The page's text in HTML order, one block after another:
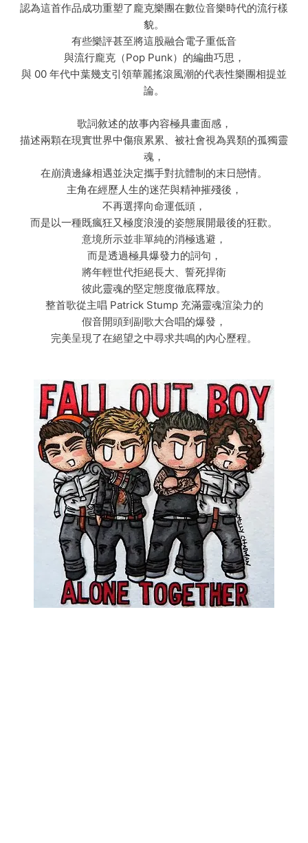
認為這首作品成功重塑了龐克樂團在數位音樂時代的流行樣
貌。
有些樂評甚至將這股融合電子重低音
與流行龐克（Pop Punk）的編曲巧思，
與 00 年代中葉幾支引領華麗搖滾風潮的代表性樂團相提並
論。
歌詞敘述的故事內容極具畫面感，
描述兩顆在現實世界中傷痕累累、被社會視為異類的孤獨靈
魂，
在崩潰邊緣相遇並決定攜手對抗體制的末日戀情。
主角在經歷人生的迷茫與精神摧殘後，
不再選擇向命運低頭，
而是以一種既瘋狂又極度浪漫的姿態展開最後的狂歡。
意境所示並非單純的消極逃避，
而是透過極具爆發力的詞句，
將年輕世代拒絕長大、誓死捍衛
彼此靈魂的堅定態度徹底釋放。
整首歌從主唱 Patrick Stump 充滿靈魂渲染力的
假音開頭到副歌大合唱的爆發，
完美呈現了在絕望之中尋求共鳴的內心歷程。